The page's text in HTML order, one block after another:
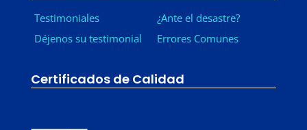
Testimoniales
Déjenos su testimonial
¿Ante el desastre?
Errores Comunes
Certificados de Calidad